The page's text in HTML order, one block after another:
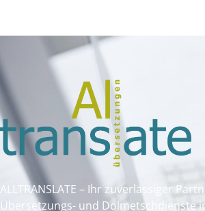
ALLTRANSLATE – Ihr zuverlässiger
Übersetzungs- und Dolmetschdienste